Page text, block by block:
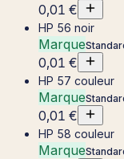
0,01 €
HP 56 noir
Marque
0,01 €
HP 57 couleur
Marque
0,01 €
HP 58 couleur
Marque